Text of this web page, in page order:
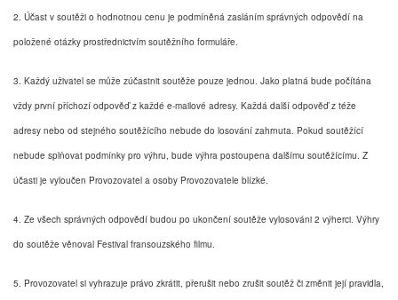
2. Účast v soutěži o hodnotnou cenu je podmíněná zasláním správných odpovědí na
položené otázky prostřednictvím soutěžního formuláře.
3. Každý uživatel se může zúčastnit soutěže pouze jednou. Jako platná bude počítána
vždy první příchozí odpověď z každé e-mailové adresy. Každá další odpověď z téže
adresy nebo od stejného soutěžícího nebude do losování zahrnuta. Pokud soutěžící
nebude splňovat podmínky pro výhru, bude výhra postoupena dalšímu soutěžícímu. Z
účasti je vyloučen Provozovatel a osoby Provozovatele blízké.
4. Ze všech správných odpovědí budou po ukončení soutěže vylosováni 2 výherci. Výhry
do soutěže věnoval Festival fransouzského filmu.
5. Provozovatel si vyhrazuje právo zkrátit, přerušit nebo zrušit soutěž či změnit její pravidla,